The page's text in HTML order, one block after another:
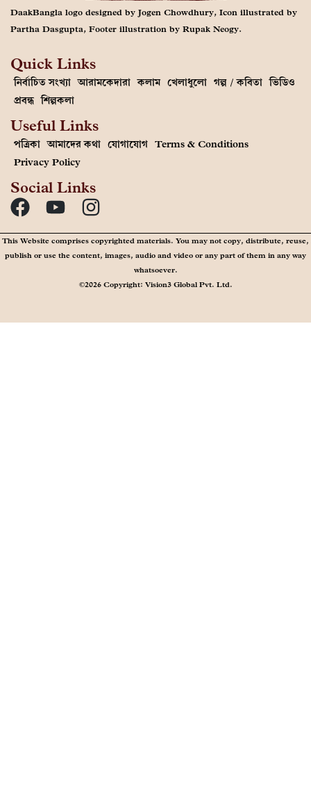
DaakBangla logo designed by Jogen Chowdhury, Icon illustrated by
Partha Dasgupta, Footer illustration by Rupak Neogy.
Quick Links
নির্বাচিত সংখ্যা আরামকেদারা কলাম খেলাধুলো গল্প / কবিতা ভিডিও
প্রবন্ধ শিল্পকলা
Useful Links
পত্রিকা আমাদের কথা যোগাযোগ Terms & Conditions
Privacy Policy
Social Links
This Website comprises copyrighted materials. You may not copy, distribute, reuse,
publish or use the content, images, audio and video or any part of them in any way
whatsoever.
©2026 Copyright: Vision3 Global Pvt. Ltd.